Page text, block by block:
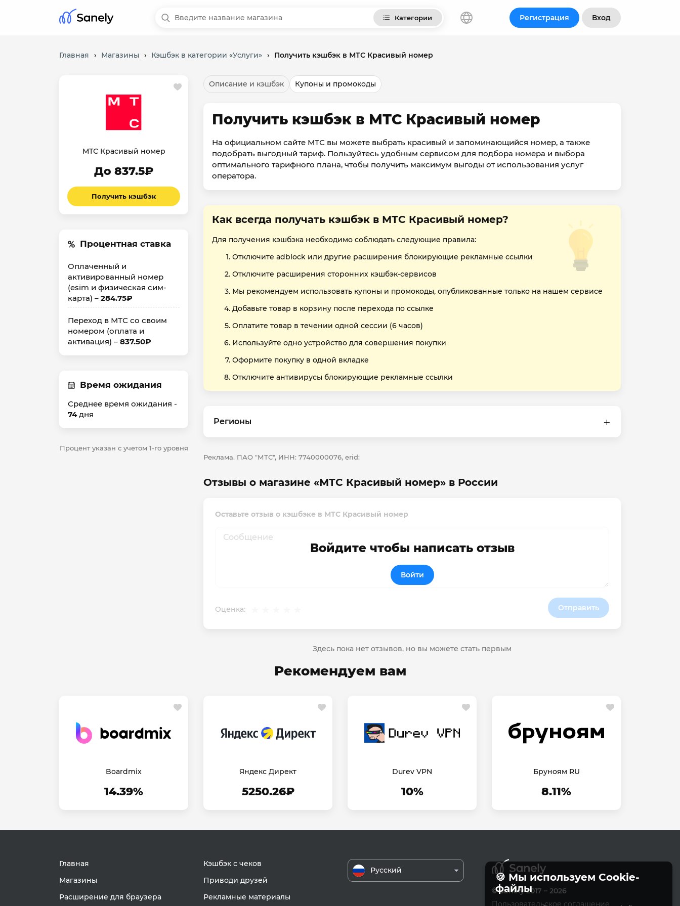
Категории Регистрация Вход
Главная › Магазины › Кэшбэк в категории «Услуги» › Получить кэшбэк в МТС Красивый номер
МТС Красивый номер
До 837.5₽
Получить кэшбэк
Процентная ставка
Оплаченный и
активированный номер
(esim и физическая сим-
карта) – 284.75₽
Переход в МТС со своим
номером (оплата и
активация) – 837.50₽
Время ожидания
Среднее время ожидания -
74дня
Процент указан с учетом 1-го уровня
Описание и кэшбэк Купоны и промокоды
Получить кэшбэк в МТС Красивый номер
На официальном сайте МТС вы можете выбрать красивый и запоминающийся номер, а также
подобрать выгодный тариф. Пользуйтесь удобным сервисом для подбора номера и выбора
оптимального тарифного плана, чтобы получить максимум выгоды от использования услуг
оператора.
Как всегда получать кэшбэк в МТС Красивый номер?
Для получения кэшбэка необходимо соблюдать следующие правила:
Отключите adblock или другие расширения блокирующие рекламные ссылки
Отключите расширения сторонних кэшбэк-сервисов
Мы рекомендуем использовать купоны и промокоды, опубликованные только на нашем сервисе
Добавьте товар в корзину после перехода по ссылке
Оплатите товар в течении одной сессии (6 часов)
Используйте одно устройство для совершения покупки
Оформите покупку в одной вкладке
Отключите антивирусы блокирующие рекламные ссылки
Регионы
Реклама. ПАО "МТС", ИНН: 7740000076, erid:
Отзывы о магазине «МТС Красивый номер» в России
Оставьте отзыв о кэшбэке в МТС Красивый номер
Оценка: Отправить
Войдите чтобы написать отзыв
Войти
Здесь пока нет отзывов, но вы можете стать первым
Рекомендуем вам
Boardmix
14.39%
Яндекс Директ
5250.26₽
Durev VPN
10%
Бруноям RU
8.11%
Главная
Магазины
Расширение для браузера
Кэшбэк с чеков
Приводи друзей
Рекламные материалы
Русский
© Sanely 2017 – 2026
Пользовательское соглашение
🍪 Мы используем Cookie-
файлы